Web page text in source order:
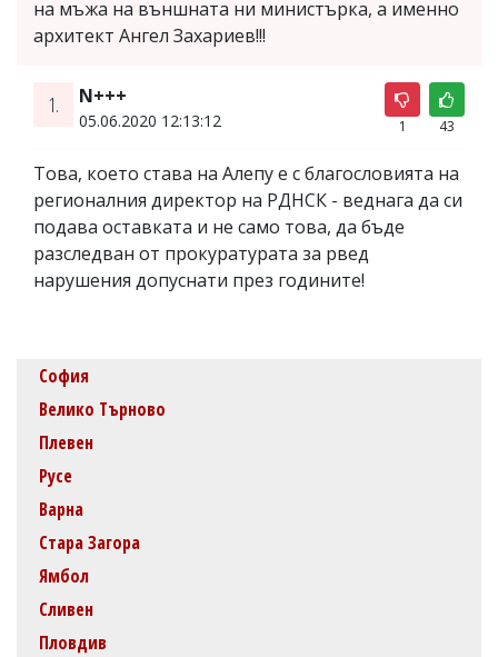
на мъжа на външната ни министърка, а именно
архитект Ангел Захариев!!!
1. N+++
05.06.2020 12:13:12 1 43
Това, което става на Алепу е с благословията на
регионалния директор на РДНСК - веднага да си
подава оставката и не само това, да бъде
разследван от прокуратурата за рвед
нарушения допуснати през годините!
София
Велико Търново
Плевен
Русе
Варна
Стара Загора
Ямбол
Сливен
Пловдив